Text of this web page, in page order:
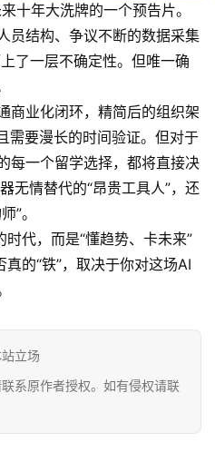
十年大洗牌的一个预告片。
员结构、争议不断的数据采集
了一层不确定性。但唯一确
商业化闭环，精简后的组织架
需要漫长的时间验证。但对于
每一个留学选择，都将直接决
无情替代的“昂贵工具人”，还
”。
代，而是“懂趋势、卡未来”
的“铁”，取决于你对这场AI
立场
系原作者授权。如有侵权请联